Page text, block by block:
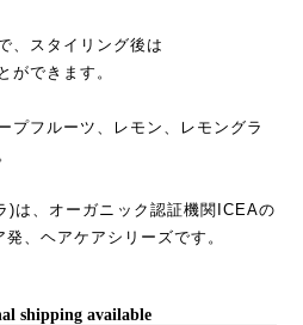
、スタイリング後は
ができます。
プフルーツ、レモン、レモングラ
は、オーガニック認証機関ICEAの
、ヘアケアシリーズです。
shipping available